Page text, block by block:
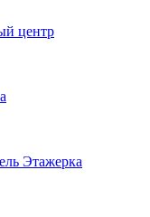
центр
Этажерка